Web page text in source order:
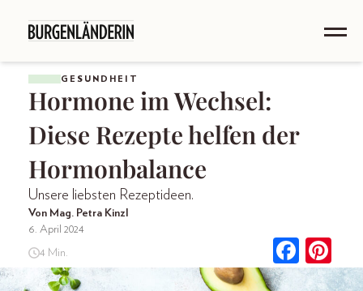
GESUNDHEIT
Hormone im Wechsel:
Diese Rezepte helfen der
Hormonbalance
Unsere liebsten Rezeptideen.
Von Mag. Petra Kinzl
6. April 2024
4 Min.